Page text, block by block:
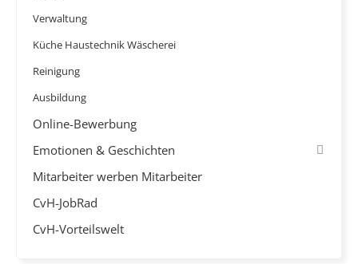
Verwaltung
Küche Haustechnik Wäscherei
Reinigung
Ausbildung
Online-Bewerbung
Emotionen & Geschichten
Mitarbeiter werben Mitarbeiter
CvH-JobRad
CvH-Vorteilswelt